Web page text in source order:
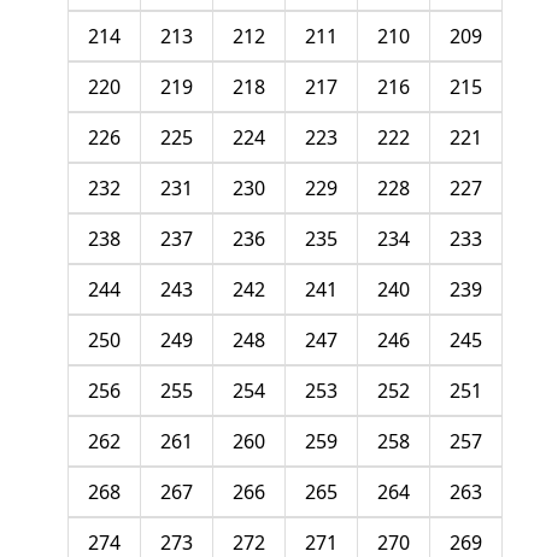
209
210
211
212
213
214
215
216
217
218
219
220
221
222
223
224
225
226
227
228
229
230
231
232
233
234
235
236
237
238
239
240
241
242
243
244
245
246
247
248
249
250
251
252
253
254
255
256
257
258
259
260
261
262
263
264
265
266
267
268
269
270
271
272
273
274